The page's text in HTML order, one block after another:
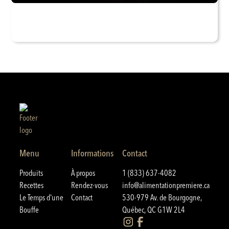
Menu
Produits
Recettes
Le Temps d'une
Bouffe
Informations
À propos
Rendez-vous
Contact
Contact
1 (833) 637-4082
info@alimentationpremiere.ca
530-979 Av. de Bourgogne,
Québec, QC G1W 2L4